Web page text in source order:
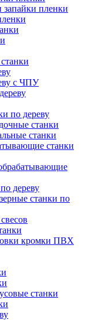
запайки пленки
с ЧПУ
по дереву
станки
станки
станки
дереву
станки по
кромки ПВХ
станки